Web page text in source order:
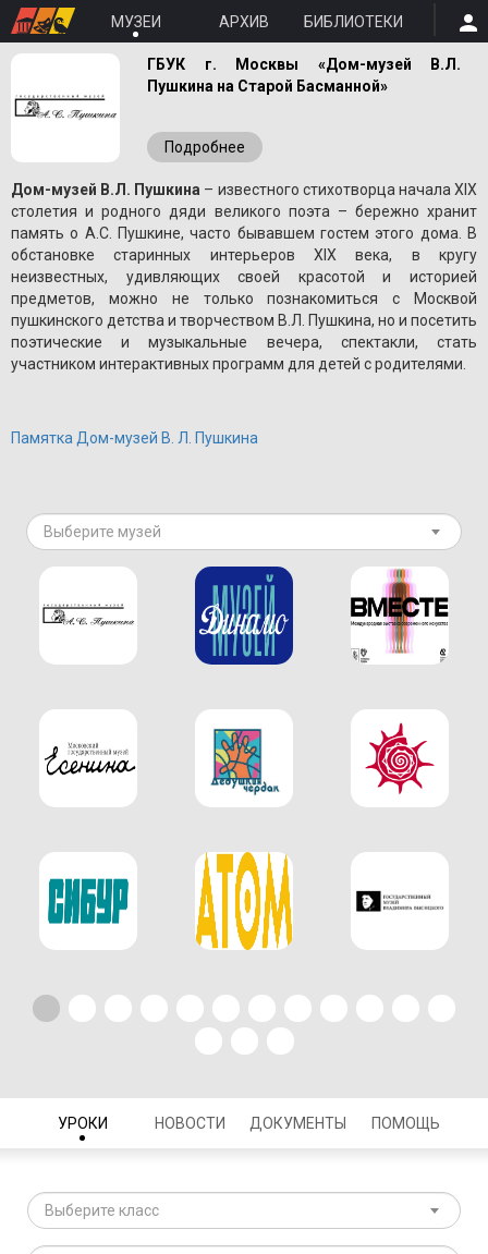
МУЗЕИ АРХИВ БИБЛИОТЕКИ
ГБУК г. Москвы «Дом-музей В.Л.
Пушкина на Старой Басманной»
Подробнее
Дом-музей В.Л. Пушкина – известного стихотворца начала XIX
столетия и родного дяди великого поэта – бережно хранит
память о A.С. Пушкине, часто бывавшем гостем этого дома. В
обстановке старинных интерьеров XIX века, в кругу
неизвестных, удивляющих своей красотой и историей
предметов, можно не только познакомиться с Москвой
пушкинского детства и творчеством В.Л. Пушкина, но и посетить
поэтические и музыкальные вечера, спектакли, стать
участником интерактивных программ для детей с родителями.
Памятка Дом-музей В. Л. Пушкина
Выберите музей
УРОКИ НОВОСТИ ДОКУМЕНТЫ ПОМОЩЬ
Выберите класс